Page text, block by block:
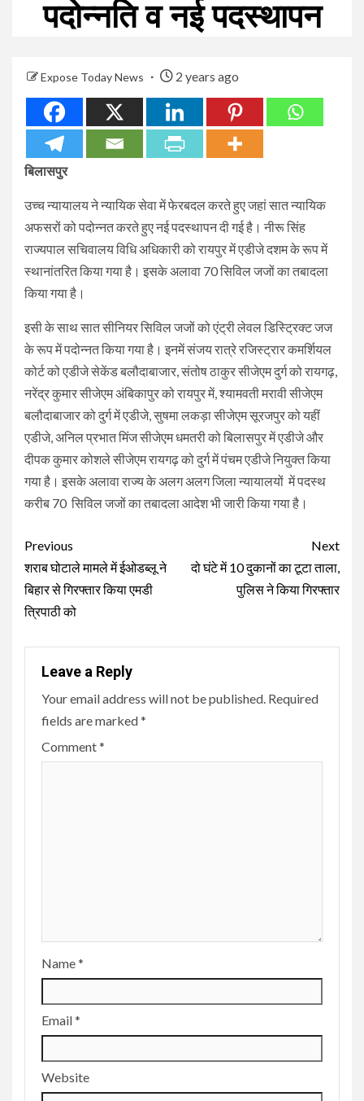
पदोन्नति व नई पदस्थापन
Expose Today News 2 years ago
बिलासपुर
उच्च न्यायालय ने न्यायिक सेवा में फेरबदल करते हुए जहां सात न्यायिक
अफसरों को पदोन्नत करते हुए नई पदस्थापन दी गई है। नीरू सिंह
राज्यपाल सचिवालय विधि अधिकारी को रायपुर में एडीजे दशम के रूप में
स्थानांतरित किया गया है। इसके अलावा 70 सिविल जजों का तबादला
किया गया है।
इसी के साथ सात सीनियर सिविल जजों को एंट्री लेवल डिस्ट्रिक्ट जज
के रूप में पदोन्नत किया गया है। इनमें संजय रात्रे रजिस्ट्रार कमर्शियल
कोर्ट को एडीजे सेकेंड बलौदाबाजार, संतोष ठाकुर सीजेएम दुर्ग को रायगढ़,
नरेंद्र कुमार सीजेएम अंबिकापुर को रायपुर में, श्यामवती मरावी सीजेएम
बलौदाबाजार को दुर्ग में एडीजे, सुषमा लकड़ा सीजेएम सूरजपुर को यहीं
एडीजे, अनिल प्रभात मिंज सीजेएम धमतरी को बिलासपुर में एडीजे और
दीपक कुमार कोशले सीजेएम रायगढ़ को दुर्ग में पंचम एडीजे नियुक्त किया
गया है। इसके अलावा राज्य के अलग अलग जिला न्यायालयों में पदस्थ
करीब 70 सिविल जजों का तबादला आदेश भी जारी किया गया है।
Continue
Reading
Previous
शराब घोटाले मामले में ईओडब्लू ने
बिहार से गिरफ्तार किया एमडी
त्रिपाठी को
Next
दो घंटे में 10 दुकानों का टूटा ताला,
पुलिस ने किया गिरफ्तार
Leave a Reply
Your email address will not be published. Required
fields are marked*
Comment*
Name*
Email*
Website